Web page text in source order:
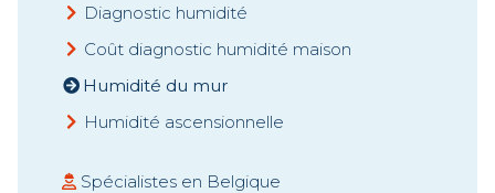
Diagnostic humidité
Coût diagnostic humidité maison
Humidité du mur
Humidité ascensionnelle
Spécialistes en Belgique